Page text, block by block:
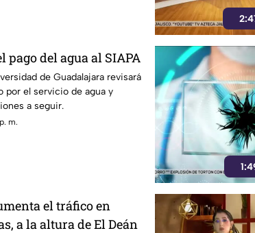
pago del agua al SIAPA
de Guadalajara revisará
por el servicio de agua y
a seguir.
m.
el tráfico en
a la altura de El Deán